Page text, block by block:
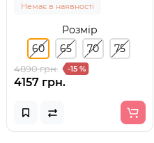
Немає в наявності
Розмір
60
65 70 75
4890 грн. -15 %
4157 грн.